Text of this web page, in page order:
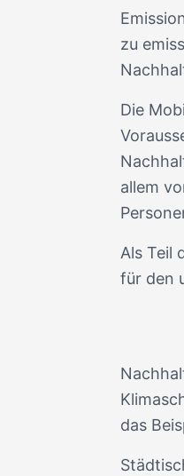
zu
Die
allem
Als Teil
für den
das